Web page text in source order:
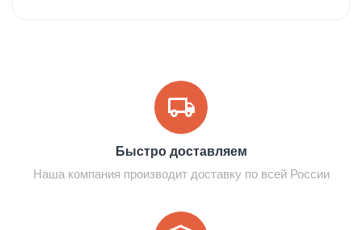
Быстро доставляем
Наша компания производит доставку по всей России